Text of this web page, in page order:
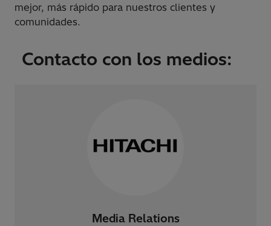
mejor, más rápido para nuestros clientes y
comunidades.
Contacto con los medios:
Media Relations